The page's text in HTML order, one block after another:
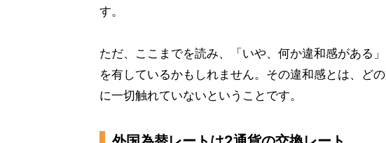
す。
ただ、ここまでを読み、「いや、何か違和感がある
を有しているかもしれません。その違和感とは、ど
に一切触れていないということです。